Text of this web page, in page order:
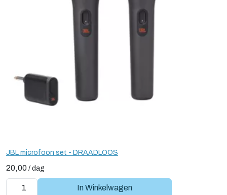
JBL microfoon set - DRAADLOOS
20,00 / dag
In Winkelwagen